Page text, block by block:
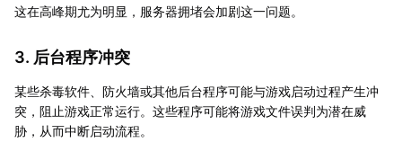
这在高峰期尤为明显，服务器拥堵会加剧这一问题。
3. 后台程序冲突
某些杀毒软件、防火墙或其他后台程序可能与游戏启动过程产生冲
突，阻止游戏正常运行。这些程序可能将游戏文件误判为潜在威
胁，从而中断启动流程。